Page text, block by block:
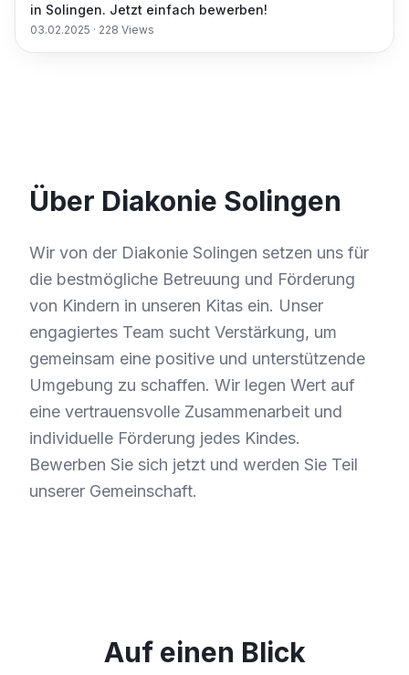
in Solingen. Jetzt einfach bewerben!
03.02.2025 · 228 Views
Über Diakonie Solingen
Wir von der Diakonie Solingen setzen uns für
die bestmögliche Betreuung und Förderung
von Kindern in unseren Kitas ein. Unser
engagiertes Team sucht Verstärkung, um
gemeinsam eine positive und unterstützende
Umgebung zu schaffen. Wir legen Wert auf
eine vertrauensvolle Zusammenarbeit und
individuelle Förderung jedes Kindes.
Bewerben Sie sich jetzt und werden Sie Teil
unserer Gemeinschaft.
Auf einen Blick